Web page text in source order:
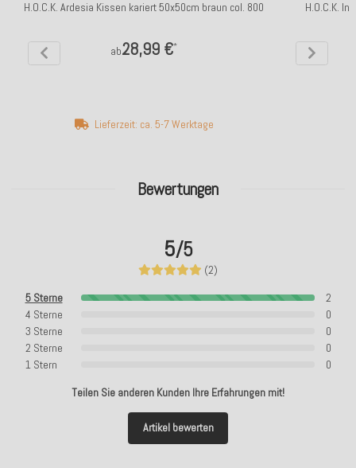
Bewertungen
5/5
(2)
5 Sterne
2
4 Sterne
0
3 Sterne
0
2 Sterne
0
1 Stern
0
Teilen Sie anderen Kunden Ihre Erfahrungen mit!
Artikel bewerten
H.O.C.K. Ardesia Kissen kariert 50x50cm braun col. 800
ab28,99 €*
Lieferzeit: ca. 5-7 Werktage
H.O.C.K.